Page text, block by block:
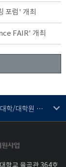
포럼' 개최
FAIR' 개최
대학/대학원 선택